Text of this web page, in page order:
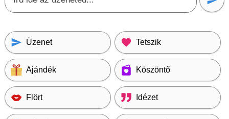
Üzenet Tetszik
Ajándék Köszöntő
Flört Idézet